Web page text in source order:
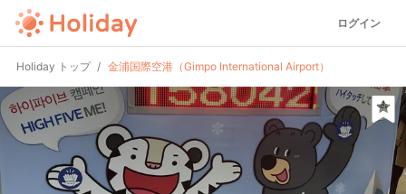
ログイン
Holiday トップ 金浦国際空港（Gimpo International Airport）